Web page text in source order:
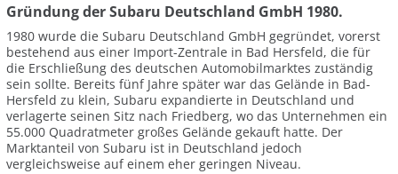
Gründung der Subaru Deutschland GmbH 1980.
1980 wurde die Subaru Deutschland GmbH gegründet, vorerst
bestehend aus einer Import-Zentrale in Bad Hersfeld, die für
die Erschließung des deutschen Automobilmarktes zuständig
sein sollte. Bereits fünf Jahre später war das Gelände in Bad-
Hersfeld zu klein, Subaru expandierte in Deutschland und
verlagerte seinen Sitz nach Friedberg, wo das Unternehmen ein
55.000 Quadratmeter großes Gelände gekauft hatte. Der
Marktanteil von Subaru ist in Deutschland jedoch
vergleichsweise auf einem eher geringen Niveau.